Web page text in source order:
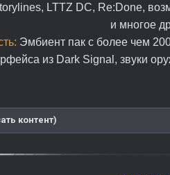
LTTZ DC, Re:Done,
и многое
Эмбиент пак с более чем
из Dark Signal, звуки
контент)